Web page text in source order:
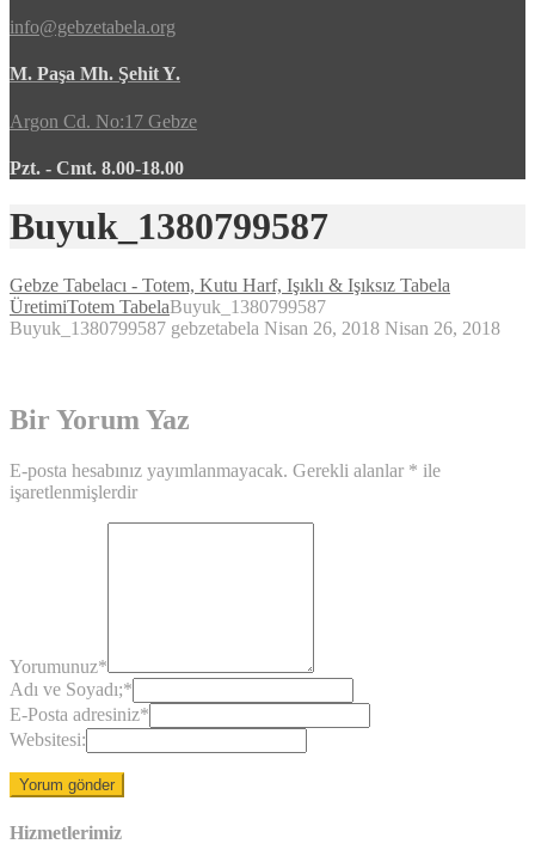
info@gebzetabela.org
M. Paşa Mh. Şehit Y.
Argon Cd. No:17 Gebze
Pzt. - Cmt. 8.00-18.00
Buyuk_1380799587
Gebze Tabelacı - Totem, Kutu Harf, Işıklı & Işıksız Tabela
ÜretimiTotem TabelaBuyuk_1380799587
Buyuk_1380799587 gebzetabela Nisan 26, 2018 Nisan 26, 2018
Bir Yorum Yaz
E-posta hesabınız yayımlanmayacak. Gerekli alanlar * ile
işaretlenmişlerdir
Yorumunuz*
Adı ve Soyadı;*
E-Posta adresiniz*
Websitesi:
Hizmetlerimiz